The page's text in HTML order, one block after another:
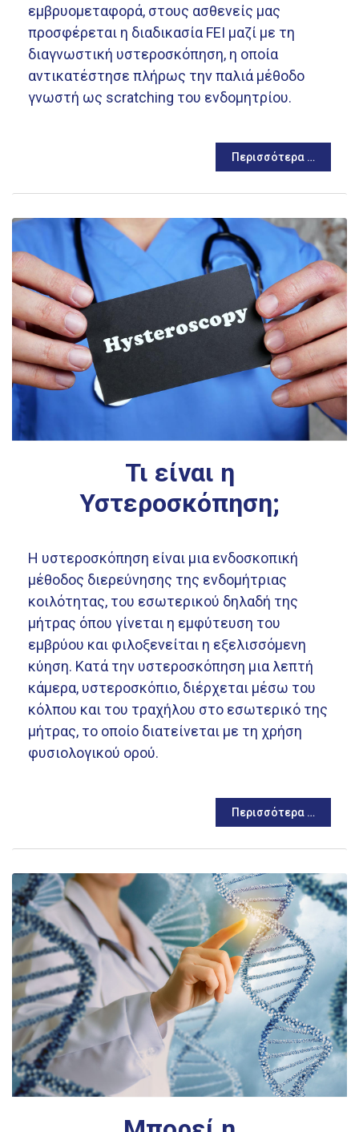
εμβρυομεταφορά, στους ασθενείς μας
προσφέρεται η διαδικασία FEI μαζί με τη
διαγνωστική υστεροσκόπηση, η οποία
αντικατέστησε πλήρως την παλιά μέθοδο
γνωστή ως scratching του ενδομητρίου.
Περισσότερα …
Τι είναι η
Υστεροσκόπηση;
Η υστεροσκόπηση είναι μια ενδοσκοπική
μέθοδος διερεύνησης της ενδομήτριας
κοιλότητας, του εσωτερικού δηλαδή της
μήτρας όπου γίνεται η εμφύτευση του
εμβρύου και φιλοξενείται η εξελισσόμενη
κύηση. Κατά την υστεροσκόπηση μια λεπτή
κάμερα, υστεροσκόπιο, διέρχεται μέσω του
κόλπου και του τραχήλου στο εσωτερικό της
μήτρας, το οποίο διατείνεται με τη χρήση
φυσιολογικού ορού.
Περισσότερα …